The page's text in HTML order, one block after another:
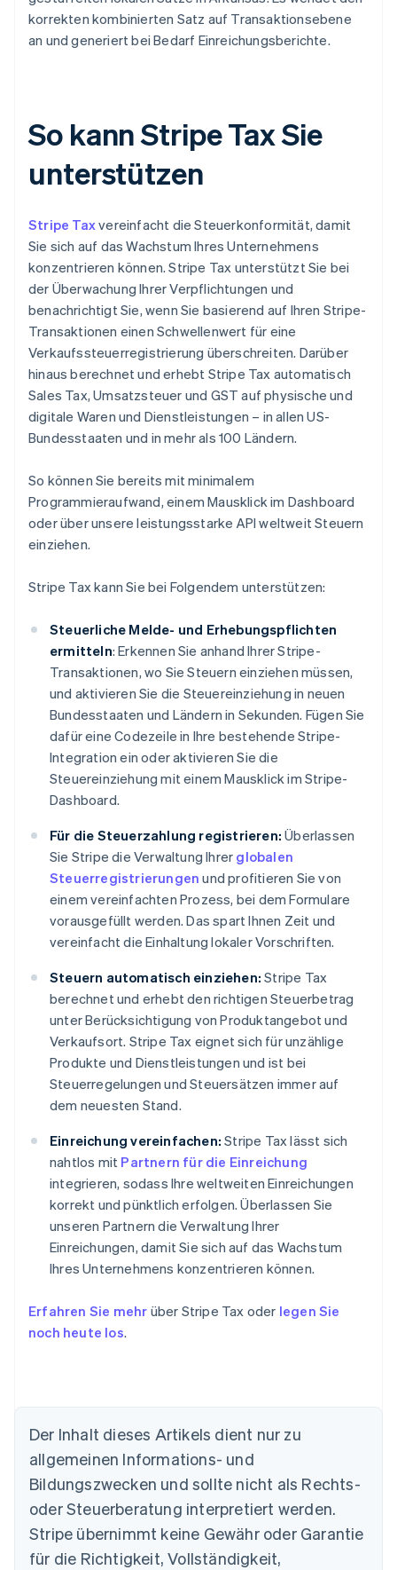
korrekten kombinierten Satz auf Transaktionsebene
an und generiert bei Bedarf Einreichungsberichte.
So kann Stripe Tax Sie
unterstützen
Stripe Taxvereinfacht die Steuerkonformität, damit
Sie sich auf das Wachstum Ihres Unternehmens
konzentrieren können. Stripe Tax unterstützt Sie bei
der Überwachung Ihrer Verpflichtungen und
benachrichtigt Sie, wenn Sie basierend auf Ihren Stripe-
Transaktionen einen Schwellenwert für eine
Verkaufssteuerregistrierung überschreiten. Darüber
hinaus berechnet und erhebt Stripe Tax automatisch
Sales Tax, Umsatzsteuer und GST auf physische und
digitale Waren und Dienstleistungen – in allen US-
Bundesstaaten und in mehr als 100 Ländern.
So können Sie bereits mit minimalem
Programmieraufwand, einem Mausklick im Dashboard
oder über unsere leistungsstarke API weltweit Steuern
einziehen.
Stripe Tax kann Sie bei Folgendem unterstützen:
Steuerliche Melde- und Erhebungspflichten
ermitteln: Erkennen Sie anhand Ihrer Stripe-
Transaktionen, wo Sie Steuern einziehen müssen,
und aktivieren Sie die Steuereinziehung in neuen
Bundesstaaten und Ländern in Sekunden. Fügen Sie
dafür eine Codezeile in Ihre bestehende Stripe-
Integration ein oder aktivieren Sie die
Steuereinziehung mit einem Mausklick im Stripe-
Dashboard.
Für die Steuerzahlung registrieren: Überlassen
Sie Stripe die Verwaltung Ihrer globalen
Steuerregistrierungen und profitieren Sie von
einem vereinfachten Prozess, bei dem Formulare
vorausgefüllt werden. Das spart Ihnen Zeit und
vereinfacht die Einhaltung lokaler Vorschriften.
Steuern automatisch einziehen: Stripe Tax
berechnet und erhebt den richtigen Steuerbetrag
unter Berücksichtigung von Produktangebot und
Verkaufsort. Stripe Tax eignet sich für unzählige
Produkte und Dienstleistungen und ist bei
Steuerregelungen und Steuersätzen immer auf
dem neuesten Stand.
Einreichung vereinfachen: Stripe Tax lässt sich
nahtlos mit Partnern für die Einreichung
integrieren, sodass Ihre weltweiten Einreichungen
korrekt und pünktlich erfolgen. Überlassen Sie
unseren Partnern die Verwaltung Ihrer
Einreichungen, damit Sie sich auf das Wachstum
Ihres Unternehmens konzentrieren können.
Erfahren Sie mehr über Stripe Tax oder legen Sie
noch heute los.
Der Inhalt dieses Artikels dient nur zu
allgemeinen Informations- und
Bildungszwecken und sollte nicht als Rechts-
oder Steuerberatung interpretiert werden.
Stripe übernimmt keine Gewähr oder Garantie
für die Richtigkeit, Vollständigkeit,
Australien
English
Belgien
NederlandsFrançais DeutschEnglish